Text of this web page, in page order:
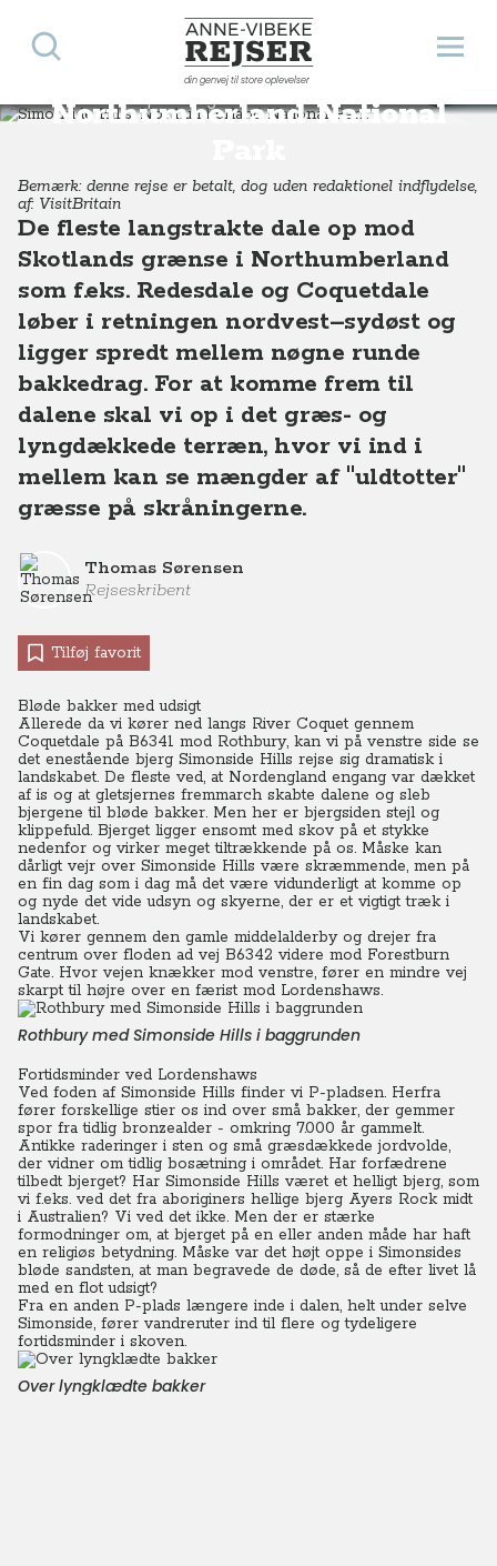
Anne-Vibeke Rejser
din genvej til store oplevelser
Åbn
Søg
Simonside Hills,
Northumberland National
Destinationer Europa England Simonside Hills, Northumberland National Park, England
Bemærk: denne rejse er betalt, dog uden redaktionel indflydelse,
af: VisitBritain
De fleste langstrakte dale op mod
Skotlands grænse i Northumberland
som f.eks. Redesdale og Coquetdale
løber i retningen nordvest–sydøst og
ligger spredt mellem nøgne runde
bakkedrag. For at komme frem til
dalene skal vi op i det græs- og
lyngdækkede terræn, hvor vi ind i
mellem kan se mængder af "uldtotter"
græsse på skråningerne.
Thomas Sørensen
Rejseskribent
Tilføj favorit
Bløde bakker med udsigt
Allerede da vi kører ned langs River Coquet gennem
Coquetdale på B6341 mod Rothbury, kan vi på venstre side se
det enestående bjerg Simonside Hills rejse sig dramatisk i
landskabet. De fleste ved, at Nordengland engang var dækket
af is og at gletsjernes fremmarch skabte dalene og sleb
bjergene til bløde bakker. Men her er bjergsiden stejl og
klippefuld. Bjerget ligger ensomt med skov på et stykke
nedenfor og virker meget tiltrækkende på os. Måske kan
dårligt vejr over Simonside Hills være skræmmende, men på
en fin dag som i dag må det være vidunderligt at komme op
og nyde det vide udsyn og skyerne, der er et vigtigt træk i
landskabet.
Vi kører gennem den gamle middelalderby og drejer fra
centrum over floden ad vej B6342 videre mod Forestburn
Gate. Hvor vejen knækker mod venstre, fører en mindre vej
skarpt til højre over en færist mod Lordenshaws.
Rothbury med Simonside Hills i baggrunden
Fortidsminder ved Lordenshaws
Ved foden af Simonside Hills finder vi P-pladsen. Herfra
fører forskellige stier os ind over små bakker, der gemmer
spor fra tidlig bronzealder - omkring 7.000 år gammelt.
Antikke raderinger i sten og små græsdækkede jordvolde,
der vidner om tidlig bosætning i området. Har forfædrene
tilbedt bjerget? Har Simonside Hills været et helligt bjerg, som
vi f.eks. ved det fra aboriginers hellige bjerg Ayers Rock midt
i Australien? Vi ved det ikke. Men der er stærke
formodninger om, at bjerget på en eller anden måde har haft
en religiøs betydning. Måske var det højt oppe i Simonsides
bløde sandsten, at man begravede de døde, så de efter livet lå
med en flot udsigt?
Fra en anden P-plads længere inde i dalen, helt under selve
Simonside, fører vandreruter ind til flere og tydeligere
fortidsminder i skoven.
Over lyngklædte bakker